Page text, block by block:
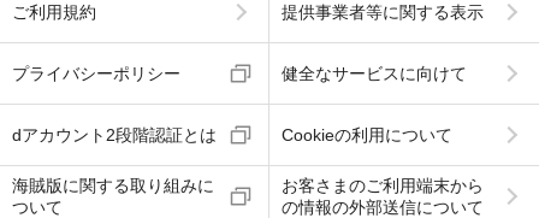
ご利用規約 提供事業者等に関する表示
プライバシーポリシー 健全なサービスに向けて
dアカウント2段階認証とは Cookieの利用について
海賊版に関する取り組みに
ついて
お客さまのご利用端末から
の情報の外部送信について